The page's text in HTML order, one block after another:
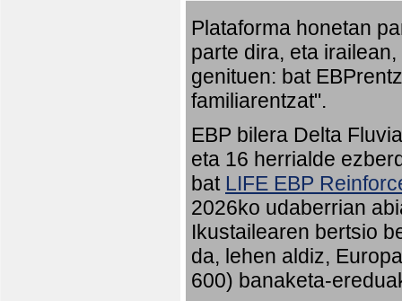
Plataforma honetan
parte dira, eta
genituen: bat
familiarentzat".
EBP bilera Delta
eta 16 herrialde
bat LIFE EBP
2026ko udaberrian
Ikustailearen bertsio
da, lehen aldiz,
600) banaketa-